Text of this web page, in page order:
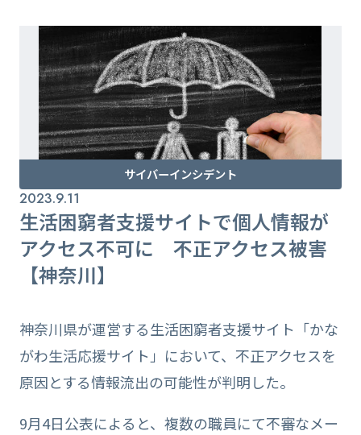
サイバーインシデント
2023.9.11
生活困窮者支援サイトで個人情報が
アクセス不可に 不正アクセス被害
【神奈川】
神奈川県が運営する生活困窮者支援サイト「かな
がわ生活応援サイト」において、不正アクセスを
原因とする情報流出の可能性が判明した。
9月4日公表によると、複数の職員にて不審なメー